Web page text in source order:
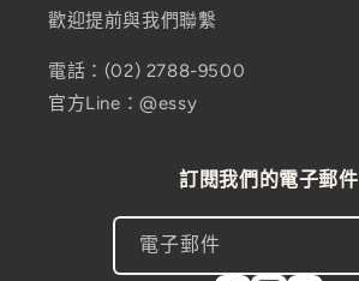
歡迎提前與我們聯繫
電話：(02) 2788-9500
官方Line：@essy
訂閱我們的電子郵件
電子郵件